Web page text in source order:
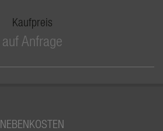
Kaufpreis
auf Anfrage
NEBENKOSTEN